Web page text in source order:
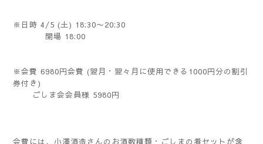
※日時 4/5 (土) 18:30〜20:30
開場 18:00
※会費 6980円会費 (翌月・翌々月に使用できる1000円分の割引
券付き)
ごしま会会員様 5980円
会費には、小澤酒造さんのお酒数種類・ごしまの肴セットが含